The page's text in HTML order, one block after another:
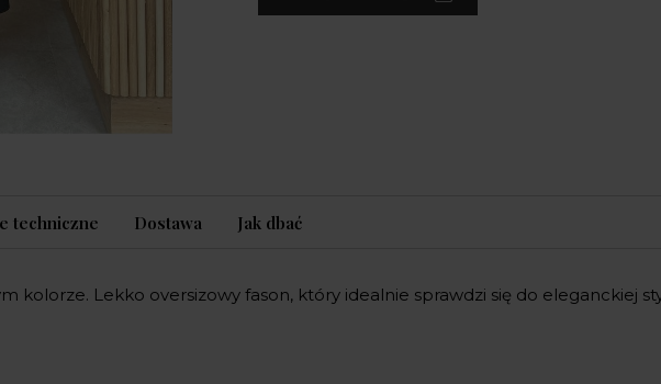
techniczne Dostawa Jak dbać
kolorze. Lekko oversizowy fason, który idealnie sprawdzi się do eleganckiej